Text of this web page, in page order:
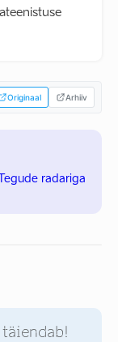
Originaal Arhiiv
radariga